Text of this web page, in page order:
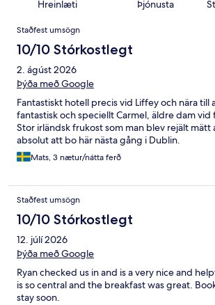
Hreinlæti Þjónusta
Umsagnir
Staðfest umsögn
10/10 Stórkostlegt
2. ágúst 2026
Þýða með Google
Fantastiskt hotell precis vid Liffey och nära till
fantastisk och speciellt Carmel, äldre dam vid
Stor irländsk frukost som man blev rejält mätt
absolut att bo här nästa gång i Dublin.
Mats, 3 nætur/nátta ferð
Staðfest umsögn
10/10 Stórkostlegt
12. júlí 2026
Þýða með Google
Ryan checked us in and is a very nice and
is so central and the breakfast was great.
stay soon.